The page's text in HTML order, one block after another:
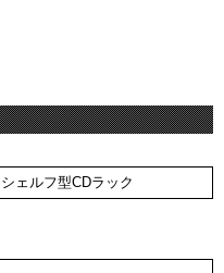
シェルフ型CDラック